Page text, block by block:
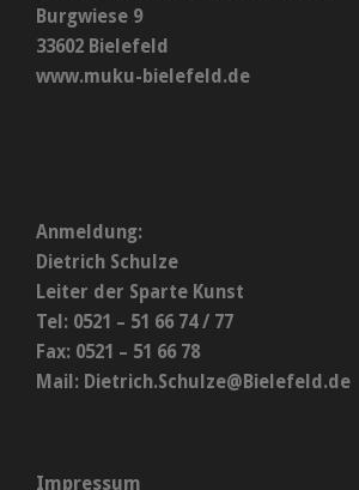
Burgwiese 9
33602 Bielefeld
www.muku-bielefeld.de
Anmeldung:
Dietrich Schulze
Leiter der Sparte Kunst
Tel: 0521 – 51 66 74 / 77
Fax: 0521 – 51 66 78
Mail: Dietrich.Schulze@Bielefeld.de
Impressum